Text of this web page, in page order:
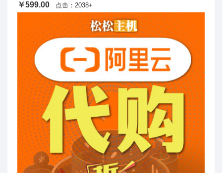
￥599.00
点击：2038+